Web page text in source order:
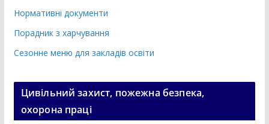
Нормативні документи
Порадник з харчування
Сезонне меню для закладів освіти
Цивільний захист, пожежна безпека,
охорона праці